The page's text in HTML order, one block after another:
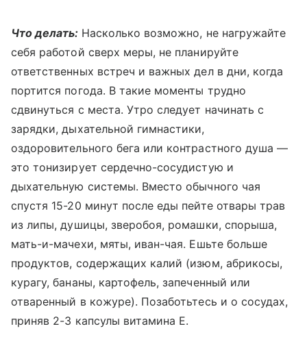
Что делать: Насколько возможно, не нагружайте
себя работой сверх меры, не планируйте
ответственных встреч и важных дел в дни, когда
портится погода. В такие моменты трудно
сдвинуться с места. Утро следует начинать с
зарядки, дыхательной гимнастики,
оздоровительного бега или контрастного душа —
это тонизирует сердечно-сосудистую и
дыхательную системы. Вместо обычного чая
спустя 15-20 минут после еды пейте отвары трав
из липы, душицы, зверобоя, ромашки, спорыша,
мать-и-мачехи, мяты, иван-чая. Ешьте больше
продуктов, содержащих калий (изюм, абрикосы,
курагу, бананы, картофель, запеченный или
отваренный в кожуре). Позаботьтесь и о сосудах,
приняв 2-3 капсулы витамина Е.